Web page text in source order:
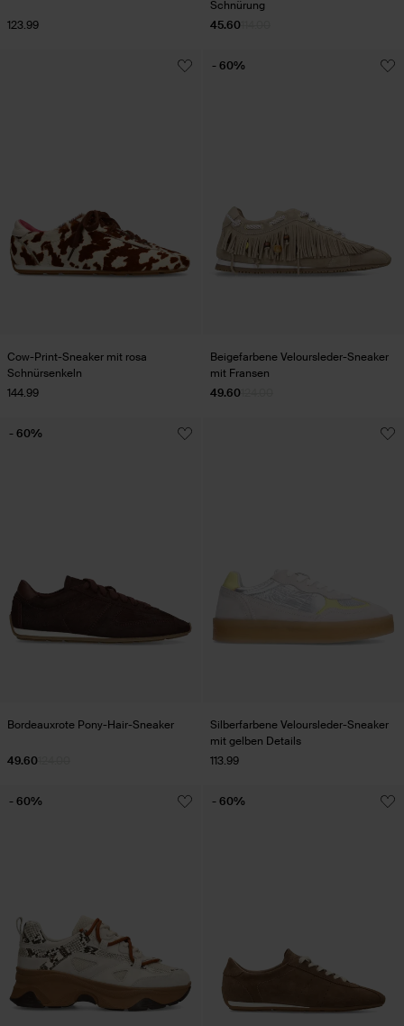
123.99
Schnürung
45.60
Cow-Print-Sneaker mit rosa
Schnürsenkeln
144.99
Beigefarbene Veloursleder-Sneaker
mit Fransen
49.60
- 60%
Bordeauxrote Pony-Hair-Sneaker
49.60
- 60%
Silberfarbene Veloursleder-Sneaker
mit gelben Details
113.99
- 60% - 60%